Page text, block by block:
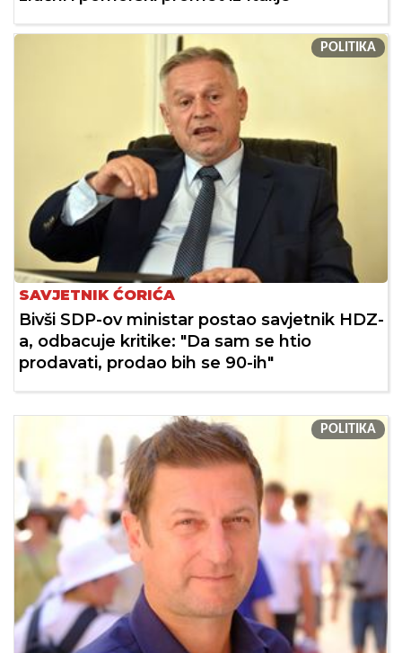
POLITIKA
SAVJETNIK ĆORIĆA
Bivši SDP-ov ministar postao savjetnik HDZ-
a, odbacuje kritike: "Da sam se htio
prodavati, prodao bih se 90-ih"
POLITIKA